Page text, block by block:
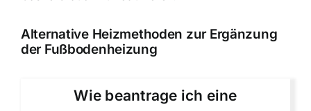
Alternative Heizmethoden zur Ergänzung
der Fußbodenheizung
Wie beantrage ich eine